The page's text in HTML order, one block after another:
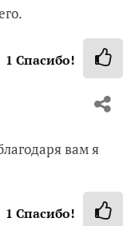
1 Спасибо!
вам я
1 Спасибо!